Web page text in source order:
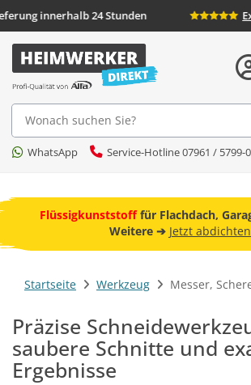
Lieferung innerhalb 24 Stunden
Suche
WhatsApp Service-Hotline 07961 / 5799-0
Flüssigkunststofffür Flachdach,
Weitere ➔ Jetzt
Startseite Werkzeug Messer,
Präzise
saubere Schnitte und
Ergebnisse